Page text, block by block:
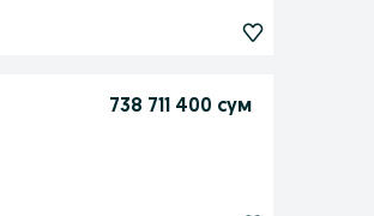
738 711 400 сум